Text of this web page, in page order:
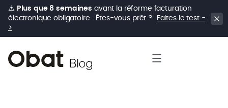
⚠️ Plus que 8 semaines avant la réforme facturation
électronique obligatoire : Êtes-vous prêt ?
Faites le test -
>